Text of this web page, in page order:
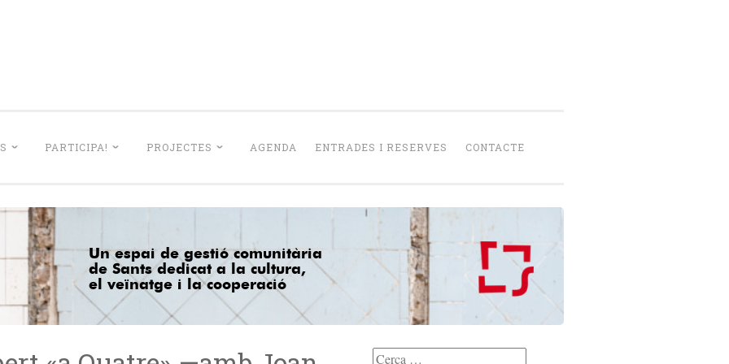
PARTICIPA! PROJECTES AGENDA ENTRADES I RESERVES CONTACTE
Cerca: